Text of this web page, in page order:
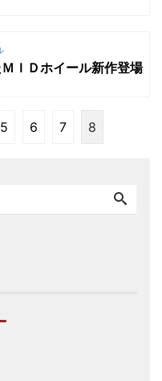
ＩＤホイール新作登場
5 6 7 8